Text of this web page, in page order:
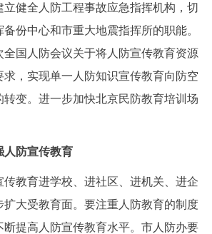
立健全人防工程事故应急指挥机构，切
份中心和市重大地震指挥所的职能。
全国人防会议关于将人防宣传教育资源
，实现单一人防知识宣传教育向防空
转变。进一步加快北京民防教育培训场
防宣传教育
教育进学校、进社区、进机关、进企
扩大受教育面。要注重人防教育的制度
断提高人防宣传教育水平。市人防办要